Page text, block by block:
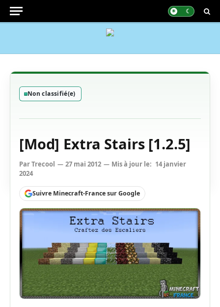
Non classifié(e)
[Mod] Extra Stairs [1.2.5]
ParTrecool 27 mai 2012 Mis à jour le: 14 janvier
2024
Suivre Minecraft-France sur Google